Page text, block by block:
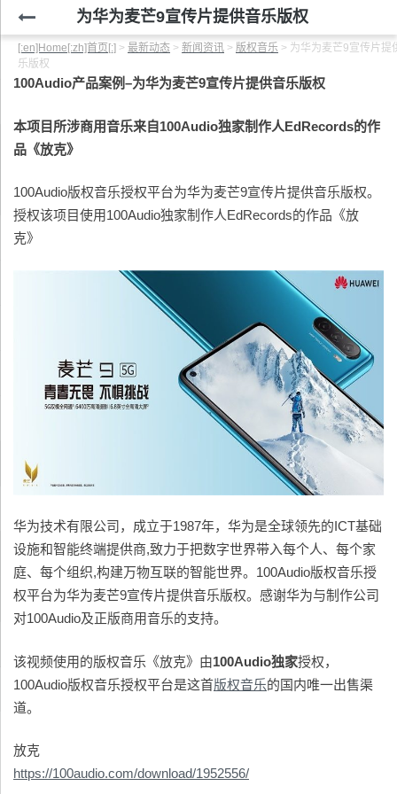
为华为麦芒9宣传片提供音乐版权
[:en]Home[:zh]首页[:] > 最新动态 > 新闻资讯 > 版权音乐 > 为华为麦芒9宣传片提
乐版权
100Audio产品案例–为华为麦芒9宣传片提供音乐版权
本项目所涉商用音乐来自100Audio独家制作人EdRecords的作
品《放克》
100Audio版权音乐授权平台为华为麦芒9宣传片提供音乐版权。
授权该项目使用100Audio独家制作人EdRecords的作品《放
克》
华为技术有限公司，成立于1987年，华为是全球领先的ICT基础
设施和智能终端提供商,致力于把数字世界带入每个人、每个家
庭、每个组织,构建万物互联的智能世界。100Audio版权音乐授
权平台为华为麦芒9宣传片提供音乐版权。感谢华为与制作公司
对100Audio及正版商用音乐的支持。
该视频使用的版权音乐《放克》由100Audio独家授权，
100Audio版权音乐授权平台是这首版权音乐的国内唯一出售渠
道。
放克
https://100audio.com/download/1952556/